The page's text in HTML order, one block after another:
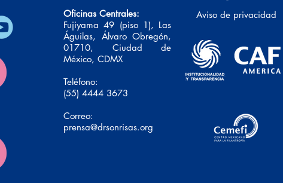
Oficinas Centrales:
Fujiyama 49 (piso 1), Las
Águilas, Álvaro Obregón,
01710, Ciudad de
México, CDMX
Teléfono:
(55) 4444 3673
Correo:
prensa@drsonrisas.org
Aviso de privacidad